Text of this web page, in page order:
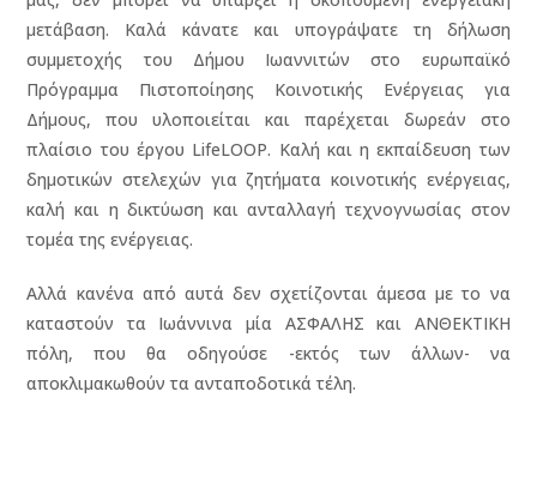
μετάβαση. Καλά κάνατε και υπογράψατε τη δήλωση
συμμετοχής του Δήμου Ιωαννιτών στο ευρωπαϊκό
Πρόγραμμα Πιστοποίησης Κοινοτικής Ενέργειας για
Δήμους, που υλοποιείται και παρέχεται δωρεάν στο
πλαίσιο του έργου LifeLOOP. Καλή και η εκπαίδευση των
δημοτικών στελεχών για ζητήματα κοινοτικής ενέργειας,
καλή και η δικτύωση και ανταλλαγή τεχνογνωσίας στον
τομέα της ενέργειας.
Αλλά κανένα από αυτά δεν σχετίζονται άμεσα με το να
καταστούν τα Ιωάννινα μία ΑΣΦΑΛΗΣ και ΑΝΘΕΚΤΙΚΗ
πόλη, που θα οδηγούσε -εκτός των άλλων- να
αποκλιμακωθούν τα ανταποδοτικά τέλη.